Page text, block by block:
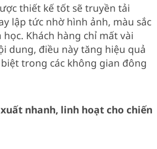
thiết kế tốt sẽ truyền tải
lập tức nhờ hình ảnh, màu sắc
học. Khách hàng chỉ mất vài
dung, điều này tăng hiệu quả
trong các không gian đông
nhanh, linh hoạt cho chiến